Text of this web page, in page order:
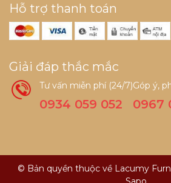
Hỗ trợ thanh toán
Giải đáp thắc mắc
Tư vấn miễn phí (24/7)
0934 059 052
Góp ý,
0967
© Bản quyền thuộc về Lacumy